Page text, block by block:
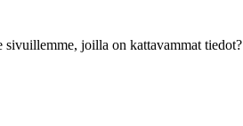
joilla on kattavammat tiedot?